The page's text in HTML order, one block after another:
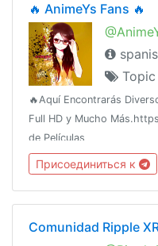
🔥 AnimeYs Fans 🔥
🔥Aquí Encontrarás
Full HD y Mucho
de Películas
🔥Grupo de Hëntaîhttps://
Присоединиться к
Comunidad Ripple